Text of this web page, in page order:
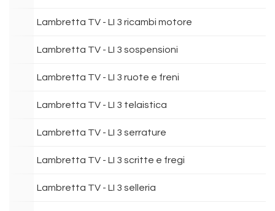
Lambretta TV - LI 3 ricambi motore
Lambretta TV - LI 3 sospensioni
Lambretta TV - LI 3 ruote e freni
Lambretta TV - LI 3 telaistica
Lambretta TV - LI 3 serrature
Lambretta TV - LI 3 scritte e fregi
Lambretta TV - LI 3 selleria